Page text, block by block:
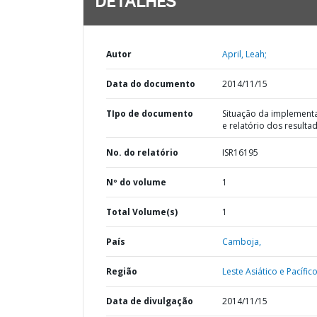
Autor April, Leah;
Data do documento 2014/11/15
TIpo de documento
Situação da
e relatório dos
No. do relatório ISR16195
Nº do volume 1
Total Volume(s) 1
País Camboja,
Região Leste Asiático e
Data de divulgação 2014/11/15